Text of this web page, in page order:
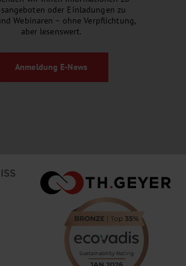
oder Einladungen zu
Webinaren – ohne Verpflichtung,
aber lesenswert.
Anmeldung E-News